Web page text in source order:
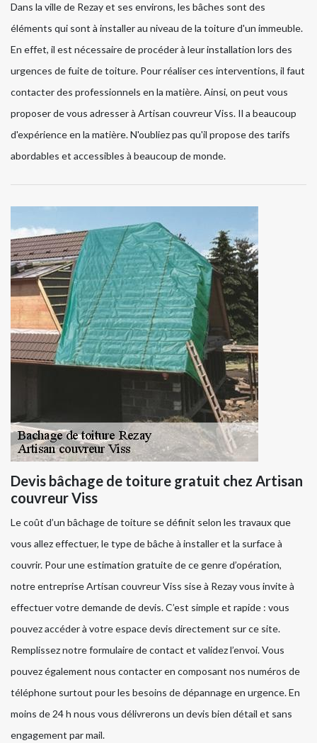
Dans la ville de Rezay et ses environs, les bâches sont des
éléments qui sont à installer au niveau de la toiture d'un immeuble.
En effet, il est nécessaire de procéder à leur installation lors des
urgences de fuite de toiture. Pour réaliser ces interventions, il faut
contacter des professionnels en la matière. Ainsi, on peut vous
proposer de vous adresser à Artisan couvreur Viss. Il a beaucoup
d'expérience en la matière. N'oubliez pas qu'il propose des tarifs
abordables et accessibles à beaucoup de monde.
Devis bâchage de toiture gratuit chez Artisan
couvreur Viss
Le coût d’un bâchage de toiture se définit selon les travaux que
vous allez effectuer, le type de bâche à installer et la surface à
couvrir. Pour une estimation gratuite de ce genre d’opération,
notre entreprise Artisan couvreur Viss sise à Rezay vous invite à
effectuer votre demande de devis. C’est simple et rapide : vous
pouvez accéder à votre espace devis directement sur ce site.
Remplissez notre formulaire de contact et validez l’envoi. Vous
pouvez également nous contacter en composant nos numéros de
téléphone surtout pour les besoins de dépannage en urgence. En
moins de 24 h nous vous délivrerons un devis bien détail et sans
engagement par mail.